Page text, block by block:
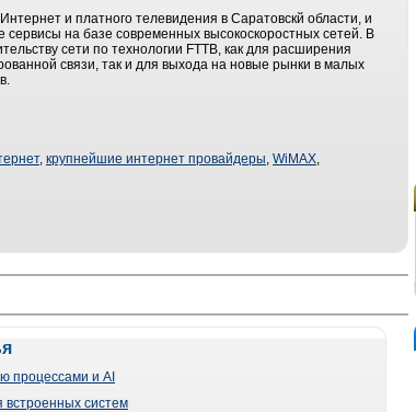
и платного телевидения в Саратовскй области, и
на базе современных высокоскоростных сетей. В
сети по технологии FTTB, как для расширения
связи, так и для выхода на новые рынки в малых
, крупнейшие интернет провайдеры, WiMAX,
процессами и AI
систем